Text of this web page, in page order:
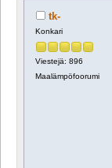
tk-
Konkari
Viestejä: 896
Maalämpöfoorumi